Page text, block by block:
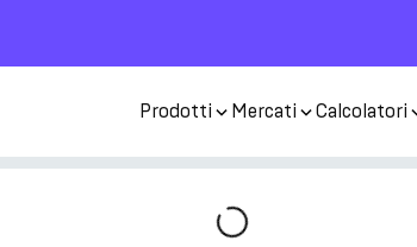
Prodotti Mercati Calcolatori